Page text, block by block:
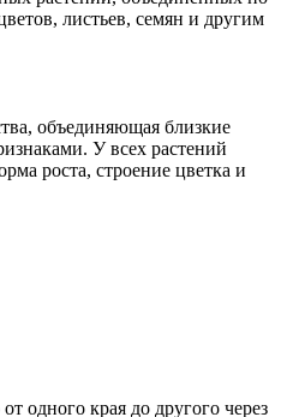
листьев, семян и другим
объединяющая близкие
У всех растений
роста, строение цветка и
одного края до другого через